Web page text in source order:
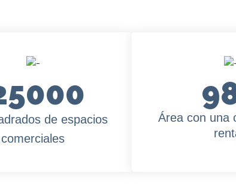
de espacios
comerciales
Área con una